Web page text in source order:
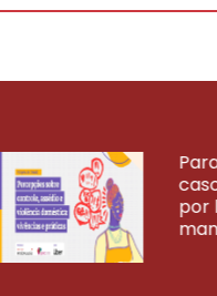
por
VEJA MAIS